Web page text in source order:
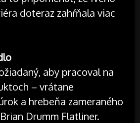
doteraz zahŕňala viac
aby pracoval na
– vrátane
a hrebeňa zameraného
Drumm Flatliner.